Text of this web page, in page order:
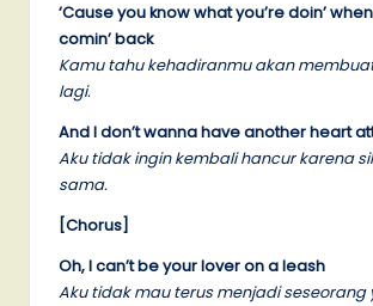
‘Cause you know what you’re doin’
comin’ back
Kamu tahu kehadiranmu akan
lagi.
And I don’t wanna have another heart
Aku tidak ingin kembali hancur karena
sama.
[Chorus]
Oh, I can’t be your lover on a leash
Aku tidak mau terus menjadi seseorang